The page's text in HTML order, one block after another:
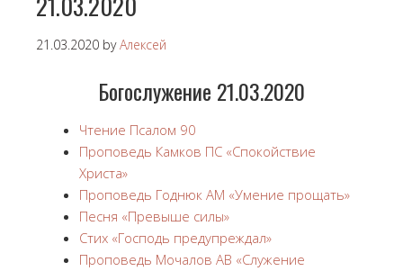
21.03.2020 byАлексей
Богослужение 21.03.2020
Чтение Псалом 90
Проповедь Камков ПС «Спокойствие
Христа»
Проповедь Годнюк АМ «Умение прощать»
Песня «Превыше силы»
Стих «Господь предупреждал»
Проповедь Мочалов АВ «Служение